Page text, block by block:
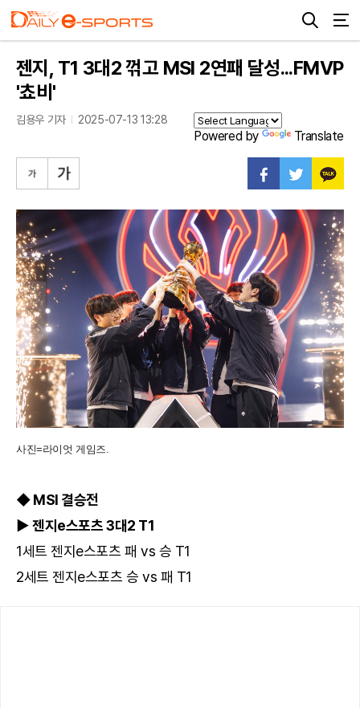
젠지, T1 3대2 꺾고 MSI 2연패 달성...FMVP
'쵸비'
김용우 기자 2025-07-13 13:28
Powered by Translate
사진=라이엇 게임즈.
◆ MSI 결승전
▶ 젠지e스포츠 3대2 T1
1세트 젠지e스포츠 패 vs 승 T1
2세트 젠지e스포츠 승 vs 패 T1